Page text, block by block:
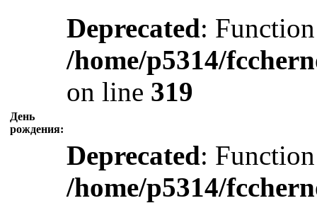
День
рождения:
Deprecated:
/home/p5314/
on line 319
Deprecated:
/home/p5314/